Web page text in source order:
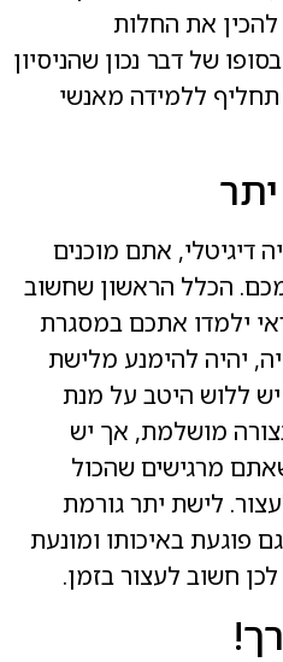
את החלות
של דבר נכון שהניסיון
ללמידה מאנשי
דיגיטלי, אתם מוכנים
הכלל הראשון שחשוב
ילמדו אתכם במסגרת
יהיה להימנע מלישת
ללוש היטב על מנת
מושלמת, אך יש
מרגישים שהכול
לישת יתר גורמת
פוגעת באיכותו ומונעת
חשוב לעצור בזמן.